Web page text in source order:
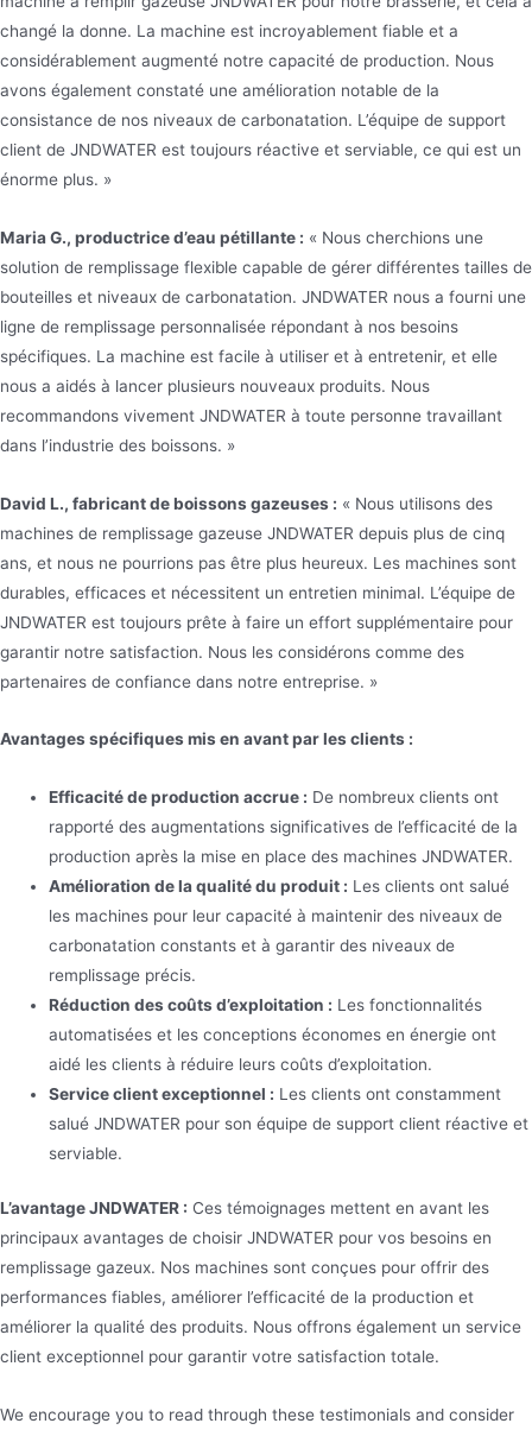
changé la donne. La machine est incroyablement fiable et a
considérablement augmenté notre capacité de production. Nous
avons également constaté une amélioration notable de la
consistance de nos niveaux de carbonatation. L’équipe de support
client de JNDWATER est toujours réactive et serviable, ce qui est un
énorme plus. »
Maria G., productrice d’eau pétillante : « Nous cherchions une
solution de remplissage flexible capable de gérer différentes tailles de
bouteilles et niveaux de carbonatation. JNDWATER nous a fourni une
ligne de remplissage personnalisée répondant à nos besoins
spécifiques. La machine est facile à utiliser et à entretenir, et elle
nous a aidés à lancer plusieurs nouveaux produits. Nous
recommandons vivement JNDWATER à toute personne travaillant
dans l’industrie des boissons. »
David L., fabricant de boissons gazeuses : « Nous utilisons des
machines de remplissage gazeuse JNDWATER depuis plus de cinq
ans, et nous ne pourrions pas être plus heureux. Les machines sont
durables, efficaces et nécessitent un entretien minimal. L’équipe de
JNDWATER est toujours prête à faire un effort supplémentaire pour
garantir notre satisfaction. Nous les considérons comme des
partenaires de confiance dans notre entreprise. »
Avantages spécifiques mis en avant par les clients :
Efficacité de production accrue : De nombreux clients ont
rapporté des augmentations significatives de l’efficacité de la
production après la mise en place des machines JNDWATER.
Amélioration de la qualité du produit : Les clients ont salué
les machines pour leur capacité à maintenir des niveaux de
carbonatation constants et à garantir des niveaux de
remplissage précis.
Réduction des coûts d’exploitation : Les fonctionnalités
automatisées et les conceptions économes en énergie ont
aidé les clients à réduire leurs coûts d’exploitation.
Service client exceptionnel : Les clients ont constamment
salué JNDWATER pour son équipe de support client réactive et
serviable.
L’avantage JNDWATER : Ces témoignages mettent en avant les
principaux avantages de choisir JNDWATER pour vos besoins en
remplissage gazeux. Nos machines sont conçues pour offrir des
performances fiables, améliorer l’efficacité de la production et
améliorer la qualité des produits. Nous offrons également un service
client exceptionnel pour garantir votre satisfaction totale.
We encourage you to read through these testimonials and consider